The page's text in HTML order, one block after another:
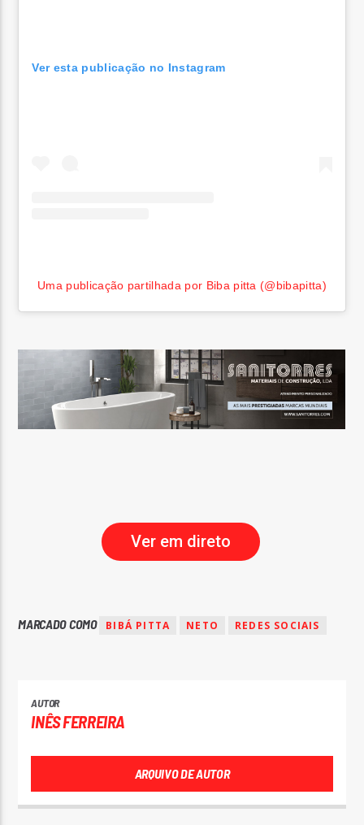
Ver esta publicação no Instagram
Uma publicação partilhada por Biba pitta (@bibapitta)
Ver em direto
MARCADO COMO BIBÁ PITTA NETO REDES SOCIAIS
AUTOR
INÊS FERREIRA
ARQUIVO DE AUTOR